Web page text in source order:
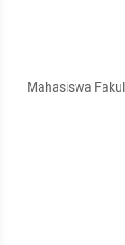
Mahasiswa